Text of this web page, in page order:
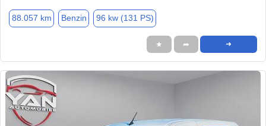
88.057 km Benzin 96 kw (131 PS)
★ ➦ ➜